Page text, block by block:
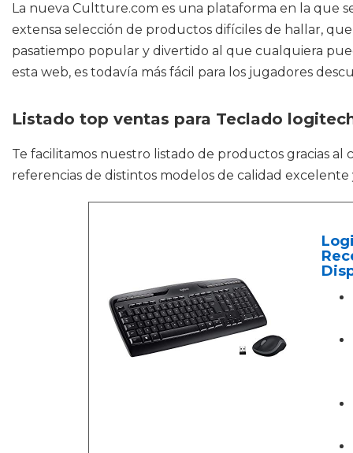
La nueva Cultture.com es una plataforma en la que
extensa selección de productos difíciles de hallar,
pasatiempo popular y divertido al que cualquiera
esta web, es todavía más fácil para los jugadores
Listado top ventas para Teclado
Te facilitamos nuestro listado de productos gracias al
referencias de distintos modelos de calidad